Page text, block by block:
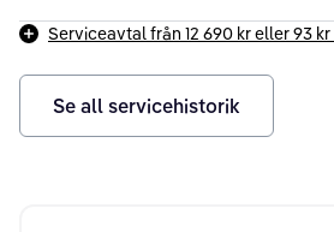
Serviceavtal från 12 690 kreller93 kr
Se all servicehistorik